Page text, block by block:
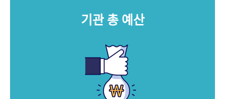
키워드로 보는 연구 역사
문서 기록물 행정박물
기관 총 예산